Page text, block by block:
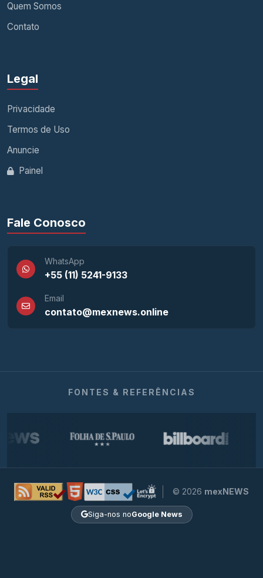
Quem Somos
Contato
Legal
Privacidade
Termos de Uso
Anuncie
Painel
Fale Conosco
WhatsApp
+55 (11) 5241-9133
Email
contato@mexnews.online
FONTES & REFERÊNCIAS
© 2026 mexNEWS
Siga-nos noGoogle News